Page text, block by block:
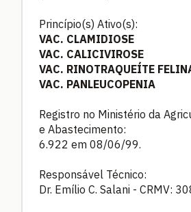
Princípio(s) Ativo(s):
VAC. CLAMIDIOSE
VAC. CALICIVIROSE
VAC. RINOTRAQUEÍTE
VAC. PANLEUCOPENIA
Registro no Ministério da
e Abastecimento:
6.922 em 08/06/99.
Responsável Técnico:
Dr. Emílio C. Salani - CRMV: